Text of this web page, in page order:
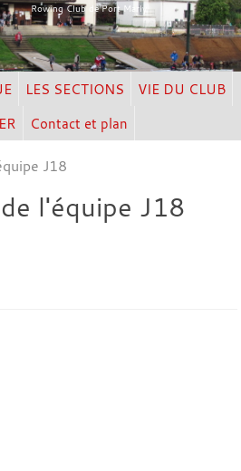
Rowing Club de Port Marly
LES SECTIONS
VIE DU CLUB
Contact et plan
J18
l'équipe J18